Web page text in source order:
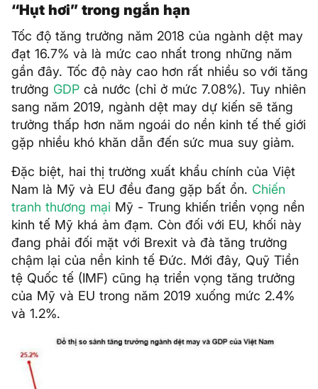
“Hụt hơi” trong ngắn hạn
Tốc độ tăng trưởng năm 2018 của ngành dệt may
đạt 16.7% và là mức cao nhất trong những năm
gần đây. Tốc độ này cao hơn rất nhiều so với tăng
trưởng GDP cả nước (chỉ ở mức 7.08%). Tuy nhiên
sang năm 2019, ngành dệt may dự kiến sẽ tăng
trưởng thấp hơn năm ngoái do nền kinh tế thế giới
gặp nhiều khó khăn dẫn đến sức mua suy giảm.
Đặc biệt, hai thị trường xuất khẩu chính của Việt
Nam là Mỹ và EU đều đang gặp bất ổn. Chiến
tranh thương mại Mỹ - Trung khiến triển vọng nền
kinh tế Mỹ khá ảm đạm. Còn đối với EU, khối này
đang phải đối mặt với Brexit và đà tăng trưởng
chậm lại của nền kinh tế Đức. Mới đây, Quỹ Tiền
tệ Quốc tế (IMF) cũng hạ triển vọng tăng trưởng
của Mỹ và EU trong năm 2019 xuống mức 2.4%
và 1.2%.